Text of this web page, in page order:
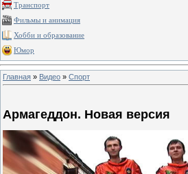
Транспорт
Фильмы и анимация
Хобби и образование
Юмор
Главная » Видео » Спорт
Армагеддон. Новая версия